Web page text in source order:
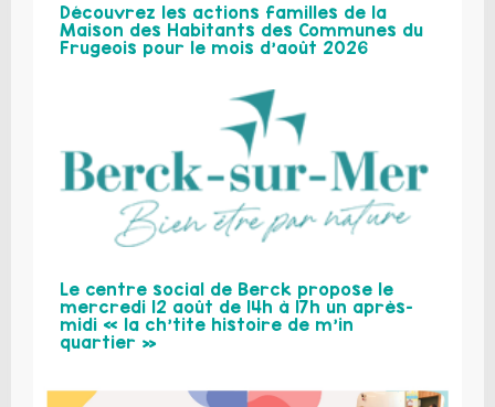
Découvrez les actions familles de la
Maison des Habitants des Communes du
Frugeois pour le mois d’août 2026
Le centre social de Berck propose le
mercredi 12 août de 14h à 17h un après-
midi « la ch’tite histoire de m’in
quartier »